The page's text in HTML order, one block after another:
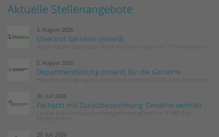
Aktuelle Stellenangebote
5. August 2026
Oberarzt Geriatrie (m/w/d)
5. August 2026
Departmentleitung (m/w/d) für die Geriatrie
30. Juli 2026
Facharzt mit Zusatzbezeichnung Geriatrie (w/m/d)
29. Juli 2026